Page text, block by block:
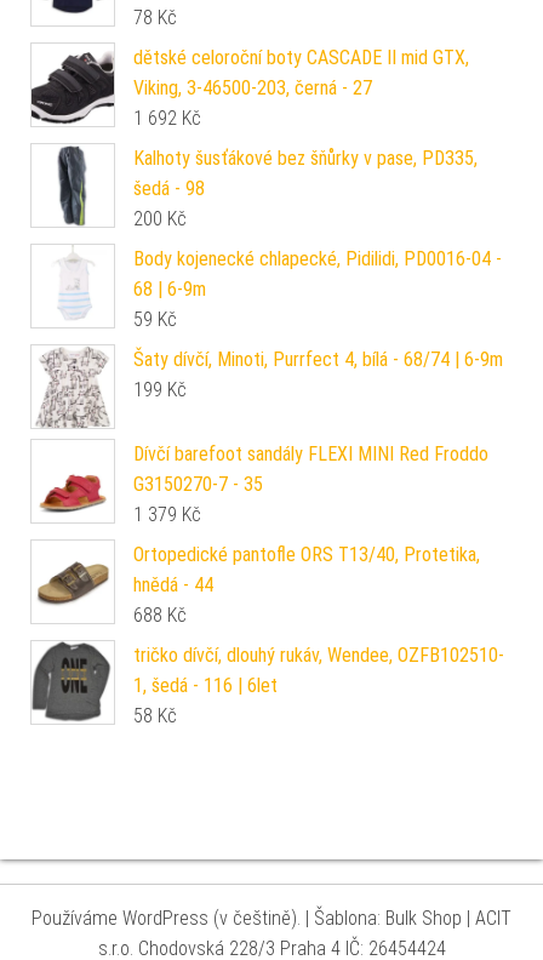
78 Kč
dětské celoroční boty CASCADE II mid GTX,
Viking, 3-46500-203, černá - 27
1 692 Kč
Kalhoty šusťákové bez šňůrky v pase, PD335,
šedá - 98
200 Kč
Body kojenecké chlapecké, Pidilidi, PD0016-04 -
68 | 6-9m
59 Kč
Šaty dívčí, Minoti, Purrfect 4, bílá - 68/74 | 6-9m
199 Kč
Dívčí barefoot sandály FLEXI MINI Red Froddo
G3150270-7 - 35
1 379 Kč
Ortopedické pantofle ORS T13/40, Protetika,
hnědá - 44
688 Kč
tričko dívčí, dlouhý rukáv, Wendee, OZFB102510-
1, šedá - 116 | 6let
58 Kč
Používáme WordPress (v češtině). | Šablona: Bulk Shop | ACIT
s.r.o. Chodovská 228/3 Praha 4 IČ: 26454424